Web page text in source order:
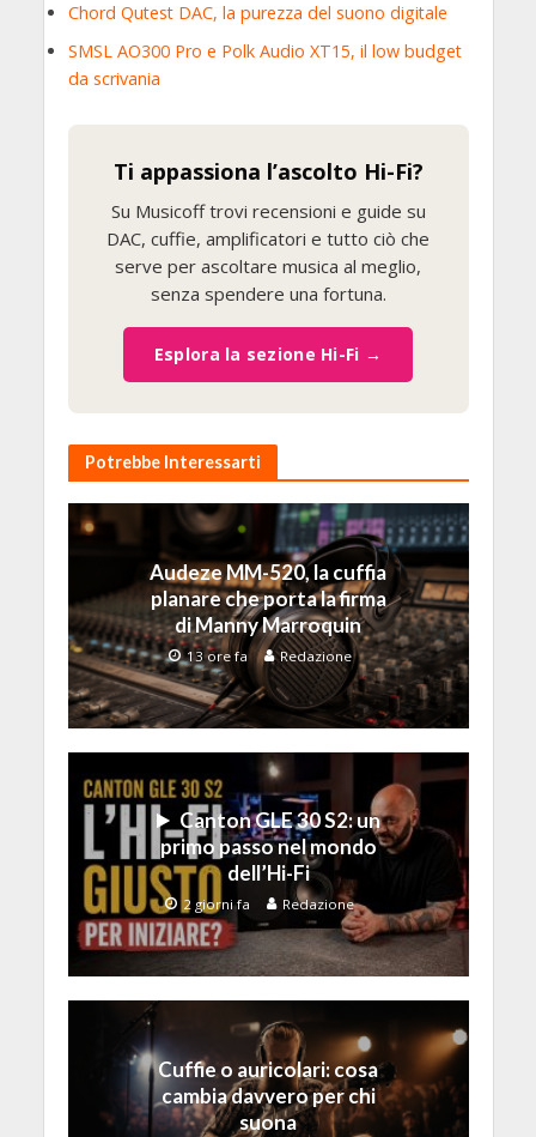
Chord Qutest DAC, la purezza del suono digitale
SMSL AO300 Pro e Polk Audio XT15, il low budget
da scrivania
Ti appassiona l’ascolto Hi-Fi?
Su Musicoff trovi recensioni e guide su
DAC, cuffie, amplificatori e tutto ciò che
serve per ascoltare musica al meglio,
senza spendere una fortuna.
Esplora la sezione Hi-Fi →
Potrebbe Interessarti
Audeze MM-520, la cuffia
planare che porta la firma
di Manny Marroquin
13 ore fa Redazione
Canton GLE 30 S2: un
primo passo nel mondo
dell’Hi-Fi
2 giorni fa Redazione
Cuffie o auricolari: cosa
cambia davvero per chi
suona